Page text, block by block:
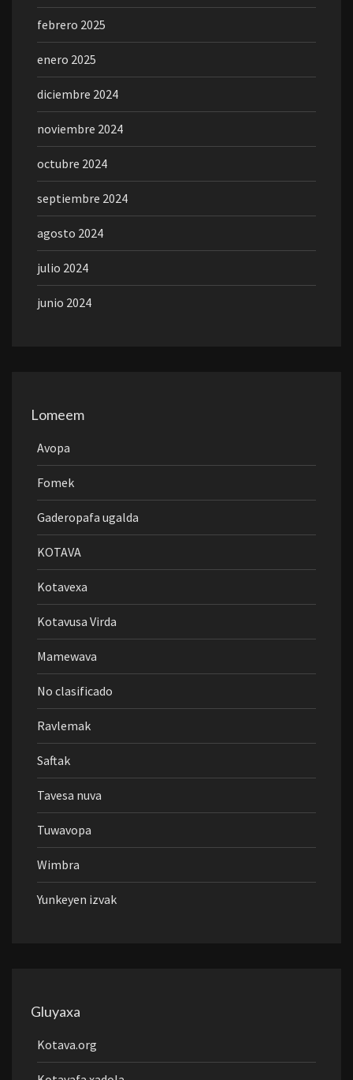
febrero 2025
enero 2025
diciembre 2024
noviembre 2024
octubre 2024
septiembre 2024
agosto 2024
julio 2024
junio 2024
Lomeem
Avopa
Fomek
Gaderopafa ugalda
KOTAVA
Kotavexa
Kotavusa Virda
Mamewava
No clasificado
Ravlemak
Saftak
Tavesa nuva
Tuwavopa
Wimbra
Yunkeyen izvak
Gluyaxa
Kotava.org